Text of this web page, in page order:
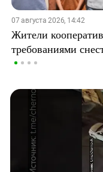
07 августа 2026, 14:42
Жители
требованиями